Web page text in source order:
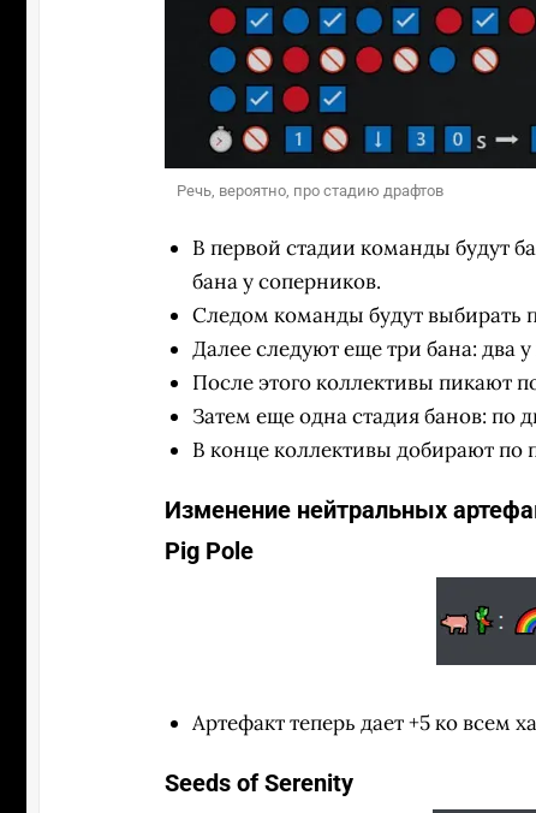
Речь, вероятно, про стадию драфтов
В первой стадии команды будут
бана у соперников.
Следом команды будут выбирать
Далее следуют еще три бана: два
После этого коллективы пикают
Затем еще одна стадия банов: по
В конце коллективы добирают по
Изменение нейтральных
Pig Pole
Артефакт теперь дает +5 ко всем
Seeds of Serenity